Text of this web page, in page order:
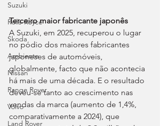
Suzuki
Rolls-Royce
Skoda
Ambiente
Nissan
Range Rover
Volvo
Land Rover
Terceiro maior fabricante japonês
A Suzuki, em 2025, recuperou o lugar
no pódio dos maiores fabricantes
japoneses de automóveis,
globalmente, facto que não acontecia
há mais de uma década. E o resultado
deveu-se tanto ao crescimento nas
vendas da marca (aumento de 1,4%,
comparativamente a 2024), que